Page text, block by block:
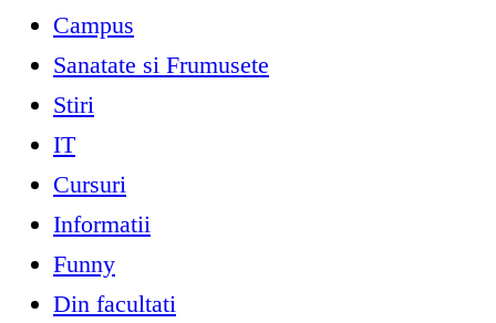
Campus
Sanatate si Frumusete
Stiri
IT
Cursuri
Informatii
Funny
Din facultati